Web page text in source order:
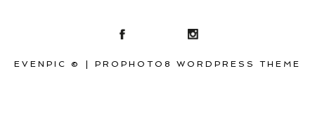
EVENPIC © PROPHOTO8 WORDPRESS THEME